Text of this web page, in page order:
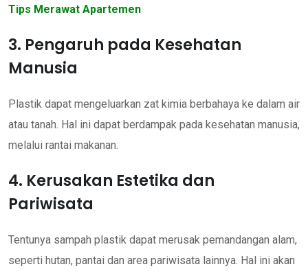
Tips Merawat Apartemen
3. Pengaruh pada Kesehatan
Manusia
Plastik dapat mengeluarkan zat kimia berbahaya ke dalam air
atau tanah. Hal ini dapat berdampak pada kesehatan manusia,
melalui rantai makanan.
4. Kerusakan Estetika dan
Pariwisata
Tentunya sampah plastik dapat merusak pemandangan alam,
seperti hutan, pantai dan area pariwisata lainnya. Hal ini akan